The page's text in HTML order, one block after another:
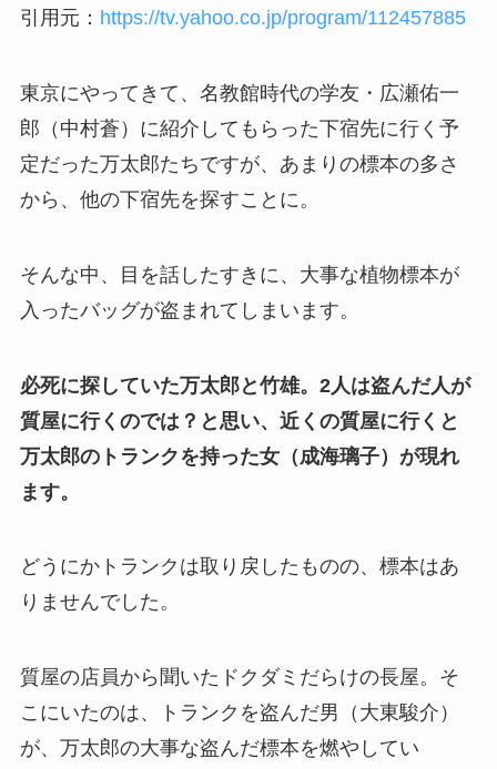
引用元： https://tv.yahoo.co.jp/program/112457885
東京にやってきて、 名教館時代の学友・広瀬佑一
郎（中村蒼）に紹介してもらった下宿先に行く予
定だった万太郎たちですが、あまりの標本の多さ
から、他の下宿先を探すことに。
そんな中、目を話したすきに、大事な植物標本が
入ったバッグが盗まれてしまいます。
必死に探していた万太郎と竹雄。2人は盗んだ人が
質屋に行くのでは？と思い、近くの質屋に行くと
万太郎のトランクを持った女（成海璃子）が現れ
ます。
どうにかトランクは取り戻したものの、標本はあ
りませんでした。
質屋の店員から聞いたドクダミだらけの長屋。そ
こにいたのは、トランクを盗んだ男（大東駿介）
が、万太郎の大事な盗んだ標本を燃やしてい